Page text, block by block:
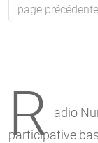
page précédente
R adio
participative